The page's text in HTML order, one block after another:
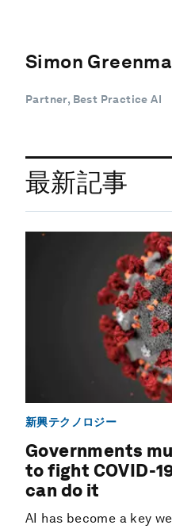
Simon
Partner, Best Practice AI
最新記事
新興テクノロジー
Governments
to fight COVID-
can do it
AI has become a key